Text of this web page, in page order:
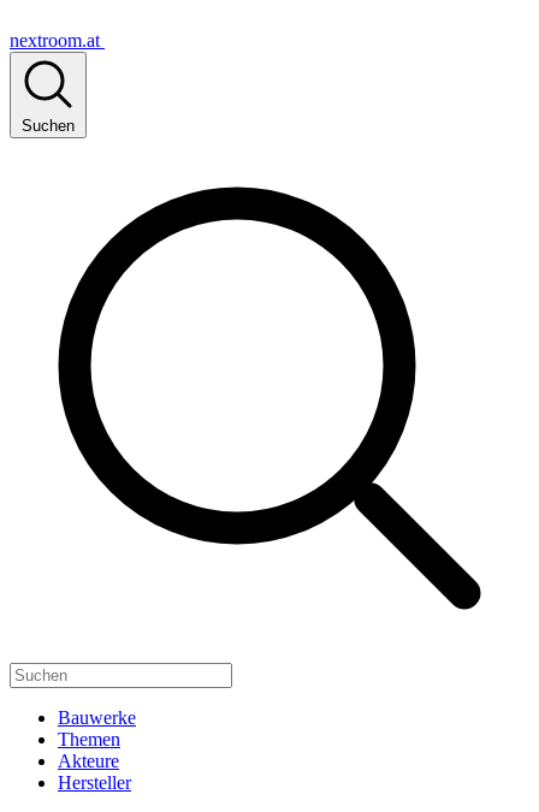
nextroom.at
Suchen
Bauwerke
Themen
Akteure
Hersteller